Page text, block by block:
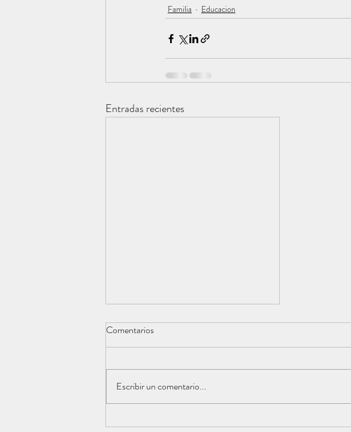
Familia Educacion
Entradas recientes
¿Por qué no puedo
Comentarios
Escribir un comentario...